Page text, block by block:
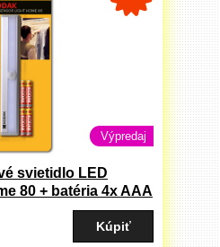
Výpredaj
svietidlo LED
80 + batéria 4x AAA